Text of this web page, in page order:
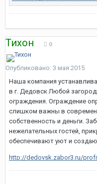
Тихон 0
Опубликовано: 3 мая 2015
Наша компания
в г. Дедовск Любой
ограждения. Ограждение
слишком важны в
собственность и деньги.
нежелательных гостей,
обеспечивают уют и
http://dedovsk.zabor3.ru/